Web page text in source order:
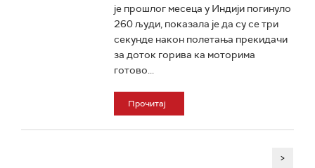
је прошлог месеца у Индији погинуло
260 људи, показала је да су се три
секунде након полетања прекидачи
за доток горива ка моторима
готово...
Прочитај
>